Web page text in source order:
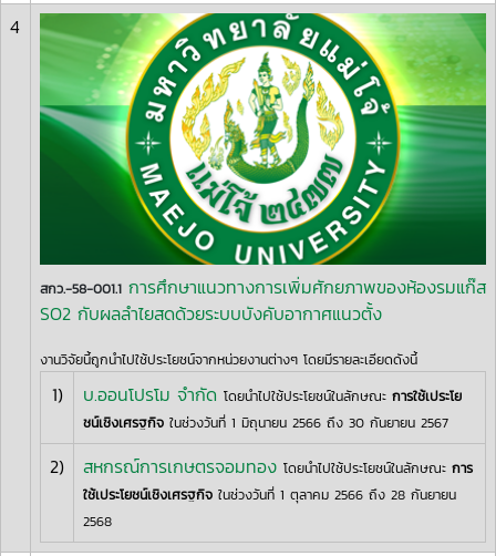
4
สกว.-58-001.1 การศึกษาแนวทางการเพิ่มศักยภาพของห้องรมแก๊ส
SO2 กับผลลำไยสดด้วยระบบบังคับอากาศแนวตั้ง
งานวิจัยนี้ถูกนำไปใช้ประโยชน์จากหน่วยงานต่างๆ โดยมีรายละเอียดดังนี้
1) บ.ออนโปรโม จำกัด โดยนำไปใช้ประโยชน์ในลักษณะ การใช้เประโย
ชน์เชิงเศรฐกิจ ในช่วงวันที่ 1 มิถุนายน 2566 ถึง 30 กันยายน 2567
2) สหกรณ์การเกษตรจอมทอง โดยนำไปใช้ประโยชน์ในลักษณะ การ
ใช้เประโยชน์เชิงเศรฐกิจ ในช่วงวันที่ 1 ตุลาคม 2566 ถึง 28 กันยายน
2568